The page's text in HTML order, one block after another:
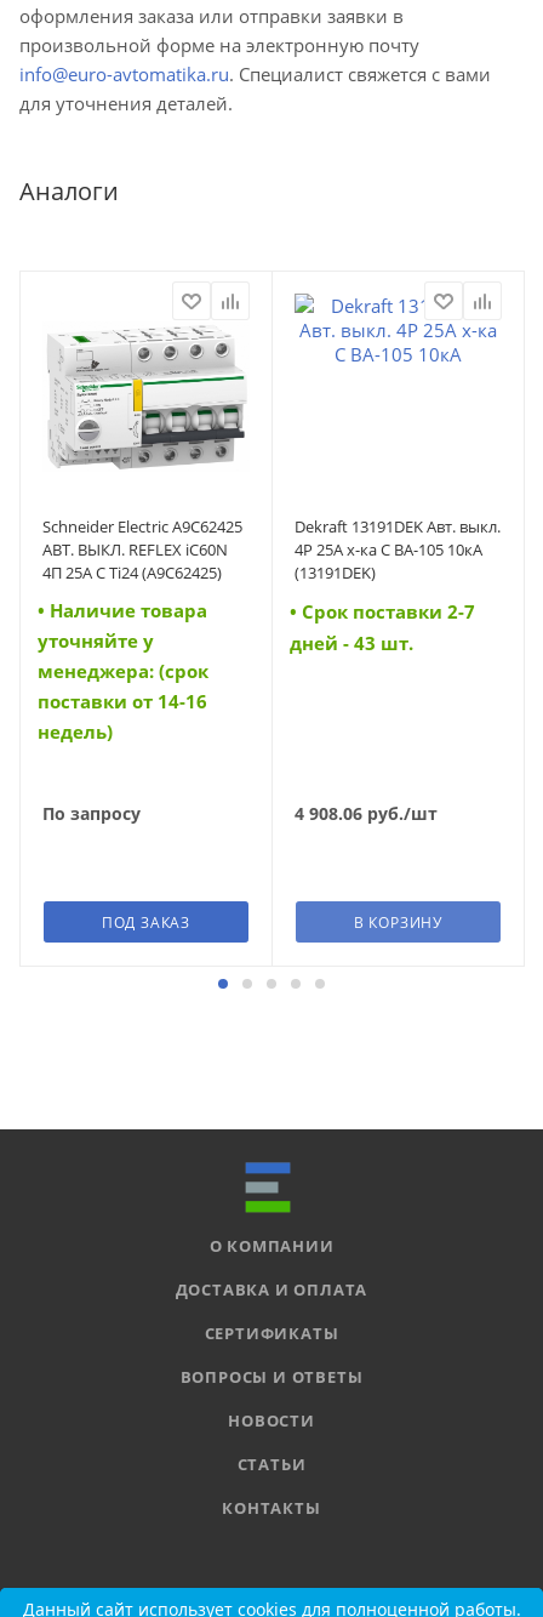
оформления заказа или отправки заявки в
произвольной форме на электронную почту
info@euro-avtomatika.ru. Специалист свяжется с вами
для уточнения деталей.
Аналоги
Schneider Electric A9C62425
АВТ. ВЫКЛ. REFLEX iC60N
4П 25A C Ti24 (A9C62425)
• Наличие товара
уточняйте у
менеджера: (срок
поставки от 14-16
недель)
По запросу
ПОД ЗАКАЗ
Dekraft 13191DEK Авт. выкл.
4P 25A х-ка C ВА-105 10кА
(13191DEK)
• Cрок поставки 2-7
дней - 43 шт.
4 908.06 руб./шт
В КОРЗИНУ
О КОМПАНИИ
ДОСТАВКА И ОПЛАТА
СЕРТИФИКАТЫ
ВОПРОСЫ И ОТВЕТЫ
НОВОСТИ
СТАТЬИ
КОНТАКТЫ
8 800 555-11-78
Данный сайт использует cookies для полноценной работы.
Данный сайт использует cookies для полноценной работы.